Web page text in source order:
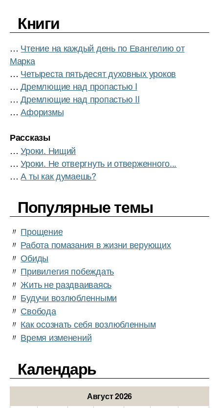
Книги
… Чтение на каждый день по Евангелию от
Марка
… Четыреста пятьдесят духовных уроков
…Дремлющие над пропастью I
…Дремлющие над пропастью II
…Афоризмы
Рассказы
…Уроки. Нищий
…Уроки. Не отвергнуть и отверженного...
…А ты как думаешь?
Популярные темы
〃 Прощение
〃 Работа помазания в жизни верующих
〃 Обиды
〃 Привилегия побеждать
〃 Жить не раздваиваясь
〃 Будучи возлюбленными
〃 Свобода
〃 Как осознать себя возлюбленным
〃 Время изменений
Календарь
Август 2026